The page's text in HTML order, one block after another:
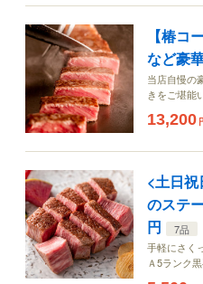
【椿コ
など豪
当店自慢の
きをご堪能
13,200
<土日
のステ
円
7品
手軽にさく
Ａ5ランク